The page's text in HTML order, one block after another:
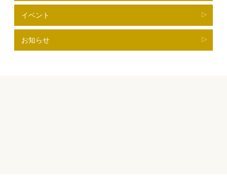
イベント
お知らせ